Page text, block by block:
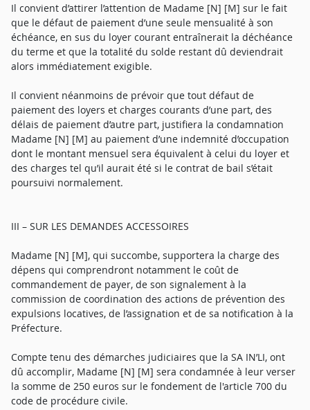
Il convient d’attirer l’attention de Madame [N] [M] sur le fait
que le défaut de paiement d’une seule mensualité à son
échéance, en sus du loyer courant entraînerait la déchéance
du terme et que la totalité du solde restant dû deviendrait
alors immédiatement exigible.
Il convient néanmoins de prévoir que tout défaut de
paiement des loyers et charges courants d’une part, des
délais de paiement d’autre part, justifiera la condamnation
Madame [N] [M] au paiement d’une indemnité d’occupation
dont le montant mensuel sera équivalent à celui du loyer et
des charges tel qu’il aurait été si le contrat de bail s’était
poursuivi normalement.
III – SUR LES DEMANDES ACCESSOIRES
Madame [N] [M], qui succombe, supportera la charge des
dépens qui comprendront notamment le coût de
commandement de payer, de son signalement à la
commission de coordination des actions de prévention des
expulsions locatives, de l’assignation et de sa notification à la
Préfecture.
Compte tenu des démarches judiciaires que la SA IN’LI, ont
dû accomplir, Madame [N] [M] sera condamnée à leur verser
la somme de 250 euros sur le fondement de l'article 700 du
code de procédure civile.